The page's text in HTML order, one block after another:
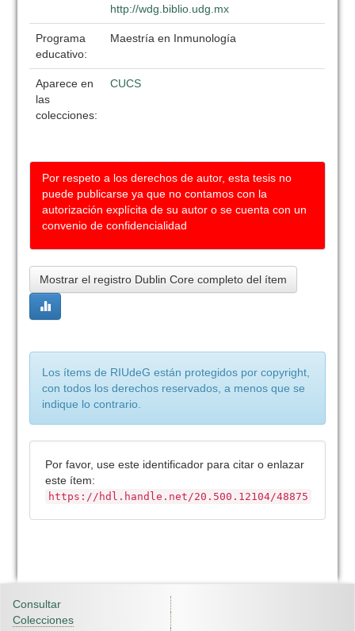
http://wdg.biblio.udg.mx
Programa
educativo:
Maestría en Inmunología
Aparece en
las
colecciones:
CUCS
Por respeto a los derechos de autor, esta tesis no
puede publicarse ya que no contamos con la
autorización explícita de su autor o se cuenta con un
convenio de confidencialidad
Mostrar el registro Dublin Core completo del ítem
Los ítems de RIUdeG están protegidos por copyright,
con todos los derechos reservados, a menos que se
indique lo contrario.
Por favor, use este identificador para citar o enlazar
este ítem:
https://hdl.handle.net/20.500.12104/48875
Consultar
Colecciones